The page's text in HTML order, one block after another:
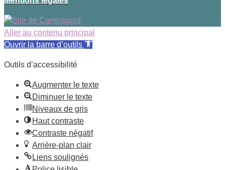
Aller au contenu principal
Ouvrir la barre d’outils
Outils d’accessibilité
Augmenter le texte
Diminuer le texte
Niveaux de gris
Haut contraste
Contraste négatif
Arrière-plan clair
Liens soulignés